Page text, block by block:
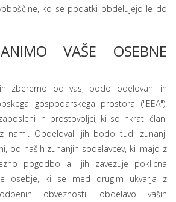
ko se podatki obdelujejo le do
VAŠE OSEBNE
zberemo od vas, bodo odelovani in
gospodarskega prostora ("EEA").
in prostovoljci, ki so hkrati člani
nami. Obdelovali jih bodo tudi zunanji
od naših zunanjih sodelavcev, ki imajo z
pogodbo ali jih zavezuje poklicna
osebje, ki se med drugim ukvarja z
obveznosti, obdelavo vaših